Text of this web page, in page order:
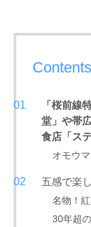
Contents
「桜前線
堂」や帯
食店「ス
オモウ
五感で楽
名物！
30年超